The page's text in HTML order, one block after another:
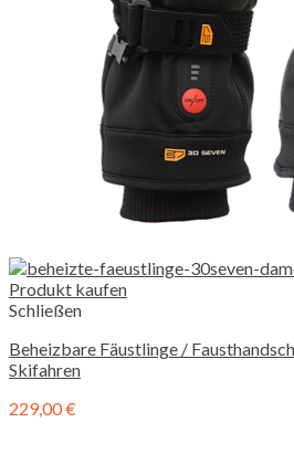
Produkt kaufen
Schließen
Beheizbare Fäustlinge /
Skifahren
229,00€